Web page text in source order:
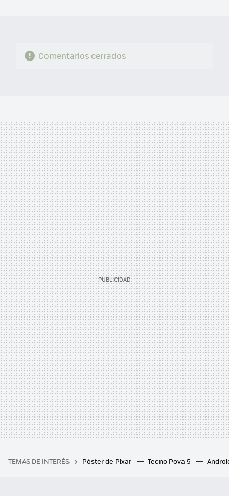
Comentarios cerrados
TEMAS DE INTERÉS Póster de Pixar Tecno Pova 5